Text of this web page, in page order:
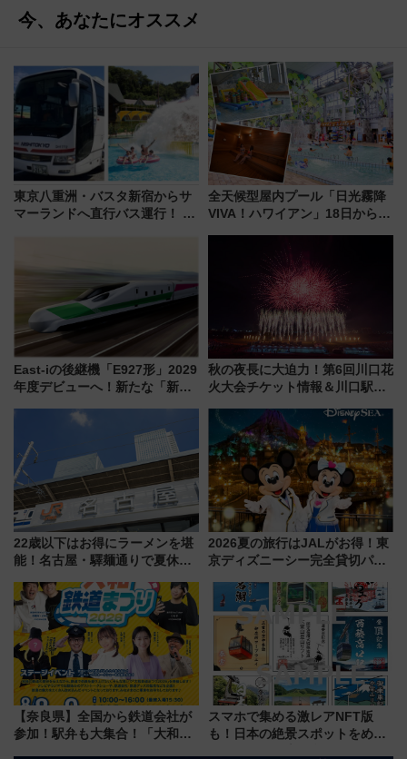
今、あなたにオススメ
東京八重洲・バスタ新宿からサ
マーランドへ直行バス運行！ お
全天候型屋内プール「日光霧降
VIVA！ハワイアン」18日から営
ァミリーから大人まで幅広い世
代が一日中楽しる夏のリゾート
を楽しんで
East-iの後継機「E927形」2029
年度デビューへ！新たな「新幹
説【JR東日本】
秋の夜長に大迫力！第6回川口花
火大会チケット情報＆川口駅か
22歳以下はお得にラーメンを堪
能！名古屋・驛麺通りで夏休み
よりスタート
2026夏の旅行はJALがお得！東
京ディズニーシー完全貸切パー
ーン始まる 条件は「夏の国内
線に2回搭乗」
【奈良県】全国から鉄道会社が
参加！駅弁も大集合！「大和鉄
スマホで集める激レアNFT版
も！日本の絶景スポットをめぐ